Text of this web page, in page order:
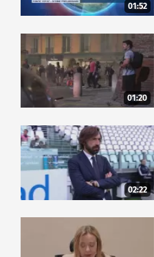
01:52
01:20
02:22